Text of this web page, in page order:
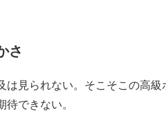
さ
見られない。そこそこの高級
できない。